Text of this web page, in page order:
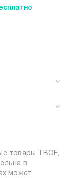
комфорта.
сочетать
из них нотку
2%
товары ТВОЕ,
в
может